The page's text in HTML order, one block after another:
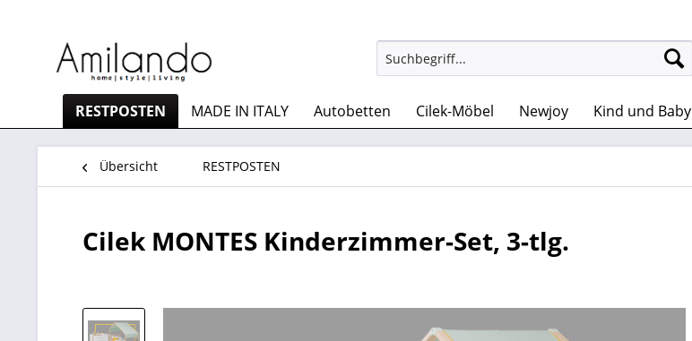
RESTPOSTEN MADE IN ITALY Autobetten Cilek-Möbel Newjoy Kind und Baby
Übersicht RESTPOSTEN
Cilek MONTES Kinderzimmer-Set, 3-tlg.